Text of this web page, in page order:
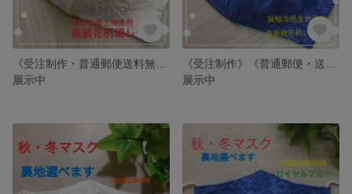
展示中
展示中